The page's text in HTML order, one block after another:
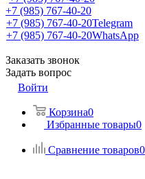
+7 (985) 767-40-20
+7 (985) 767-40-20Telegram
+7 (985) 767-40-20WhatsApp
Заказать звонок
Задать вопрос
Войти
Корзина0
Избранные товары0
Сравнение товаров0